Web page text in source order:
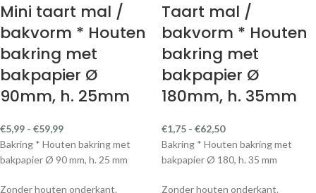
Mini taart mal /
bakvorm * Houten
bakring met
bakpapier Ø
90mm, h. 25mm
€5,99 - €59,99
Bakring * Houten bakring met
bakpapier Ø 90 mm, h. 25 mm
Zonder houten onderkant.
Taart mal /
bakvorm * Houten
bakring met
bakpapier Ø
180mm, h. 35mm
€1,75 - €62,50
Bakring * Houten bakring met
bakpapier Ø 180, h. 35 mm
Zonder houten onderkant.